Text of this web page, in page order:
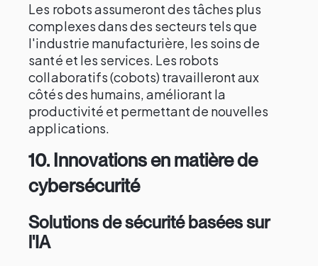
Les robots assumeront des tâches plus
complexes dans des secteurs tels que
l'industrie manufacturière, les soins de
santé et les services. Les robots
collaboratifs (cobots) travailleront aux
côtés des humains, améliorant la
productivité et permettant de nouvelles
applications.
10.Innovations en matière de
cybersécurité
Solutions de sécurité basées sur
l'IA